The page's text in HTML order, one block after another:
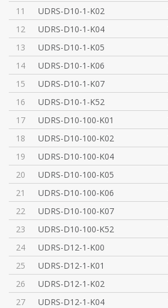
11
UDRS-D10-1-K02
12
UDRS-D10-1-K04
13
UDRS-D10-1-K05
14
UDRS-D10-1-K06
15
UDRS-D10-1-K07
16
UDRS-D10-1-K52
17
UDRS-D10-100-K01
18
UDRS-D10-100-K02
19
UDRS-D10-100-K04
20
UDRS-D10-100-K05
21
UDRS-D10-100-K06
22
UDRS-D10-100-K07
23
UDRS-D10-100-K52
24
UDRS-D12-1-K00
25
UDRS-D12-1-K01
26
UDRS-D12-1-K02
27
UDRS-D12-1-K04